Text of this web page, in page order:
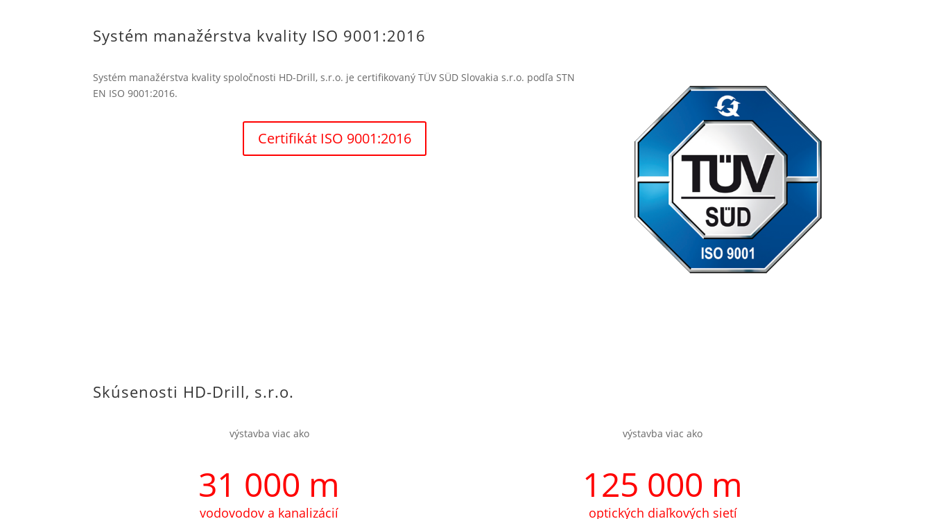
Systém manažérstva kvality ISO 9001:2016
Systém manažérstva kvality spoločnosti HD-Drill, s.r.o. je certifikovaný TÜV SÜD Slovakia s.r.o. podľa STN
EN ISO 9001:2016.
Certifikát ISO 9001:2016
Skúsenosti HD-Drill, s.r.o.
výstavba viac ako
31 000 m
vodovodov a kanalizácií
výstavba viac ako
125 000 m
optických diaľkových sietí